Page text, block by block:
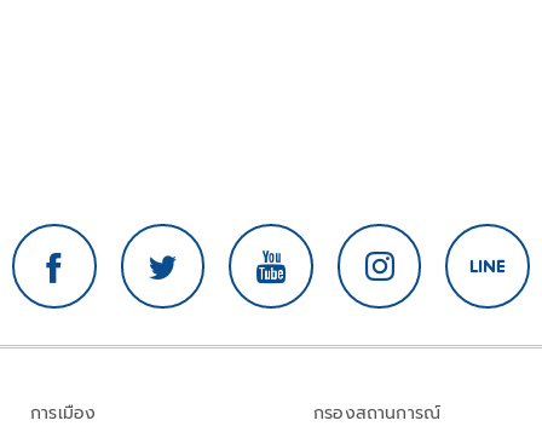
การเมือง
กรองสถานการณ์